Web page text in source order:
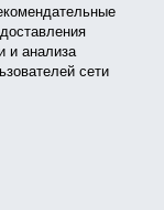
и анализа
сети